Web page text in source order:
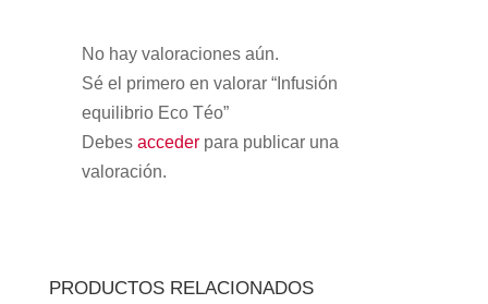
No hay valoraciones aún.
Sé el primero en valorar “Infusión
equilibrio Eco Téo”
Debes accederpara publicar una
valoración.
PRODUCTOS RELACIONADOS